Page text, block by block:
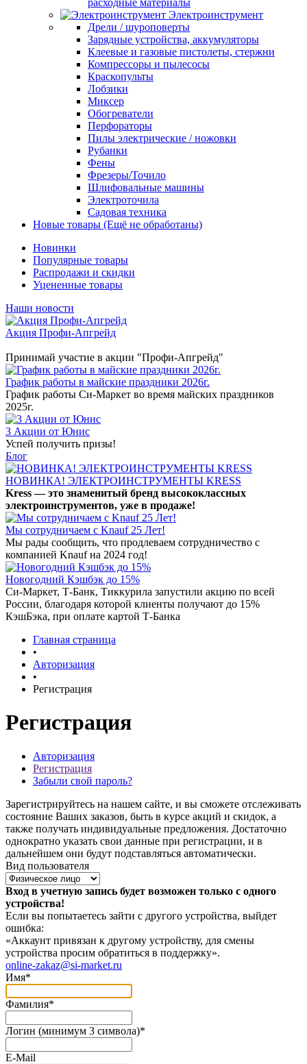
расходные материалы
Электроинструмент
Дрели / шуроповерты
Зарядные устройства, аккумуляторы
Клеевые и газовые пистолеты, стержни
Компрессоры и пылесосы
Краскопульты
Лобзики
Миксер
Обогреватели
Перфораторы
Пилы электрические / ножовки
Рубанки
Фены
Фрезеры/Точило
Шлифовальные машины
Электроточила
Садовая техника
Новые товары (Ещё не обработаны)
Новинки
Популярные товары
Распродажи и скидки
Уцененные товары
Наши новости
Акция Профи-Апгрейд
Принимай участие в акции "Профи-Апгрейд"
График работы в майские праздники 2026г.
График работы Си-Маркет во время майских праздников
2025г.
3 Акции от Юнис
Успей получить призы!
Блог
НОВИНКА! ЭЛЕКТРОИНСТРУМЕНТЫ KRESS
Kress — это знаменитый бренд высококлассных
электроинструментов, уже в продаже!
Мы сотрудничаем с Knauf 25 Лет!
Мы рады сообщить, что продлеваем сотрудничество с
компанией Knauf на 2024 год!
Новогодний Кэшбэк до 15%
Си-Маркет, Т-Банк, Тиккурила запустили акцию по всей
России, благодаря которой клиенты получают до 15%
КэшБэка, при оплате картой Т-Банка
Главная страница
•
Авторизация
•
Регистрация
Регистрация
Авторизация
Регистрация
Забыли свой пароль?
Зарегистрируйтесь на нашем сайте, и вы сможете отслеживать
состояние Ваших заказов, быть в курсе акций и скидок, а
также получать индивидуальные предложения. Достаточно
однократно указать свои данные при регистрации, и в
дальнейшем они будут подставляться автоматически.
Вид пользователя
Вход в учетную запись будет возможен только с одного
устройства!
Если вы попытаетесь зайти с другого устройства, выйдет
ошибка:
«Аккаунт привязан к другому устройству, для смены
устройства просим обратиться в поддержку».
online-zakaz@si-market.ru
Имя*
Фамилия*
Логин (минимум 3 символа)*
E-Mail